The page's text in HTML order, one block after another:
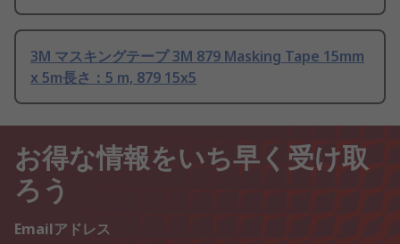
3M マスキングテープ 3M 879 Masking Tape 15mm
x 5m長さ：5 m, 879 15x5
お得な情報をいち早く受け取
ろう
Emailアドレス